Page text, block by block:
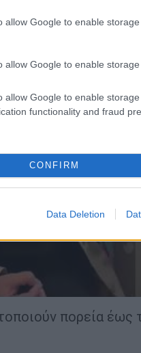
allow Google to enable
allow Google to enable
allow Google to enable
functionality and fraud
CONFIRM
Data Deletion
video
πορεία έως